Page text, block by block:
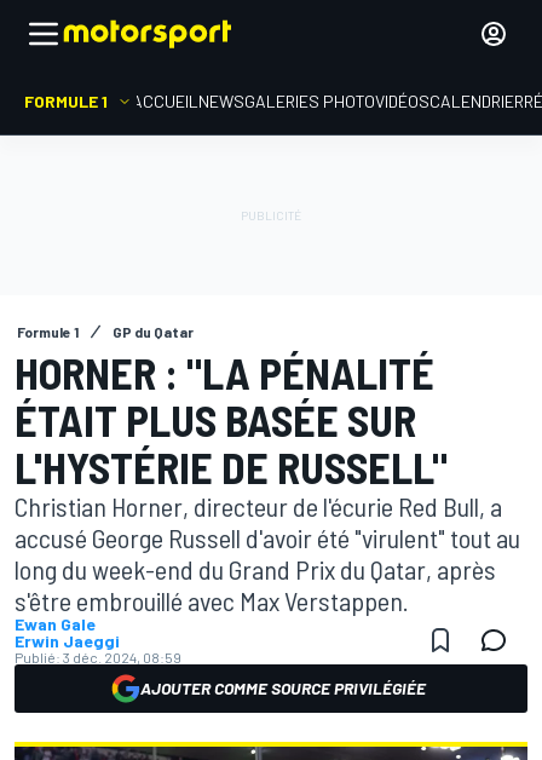
FORMULE 1 ACCUEIL NEWSGALERIES PHOTOVIDÉOSCALENDRIER
Formule 1 GP du Qatar
HORNER : "LA PÉNALITÉ
ÉTAIT PLUS BASÉE SUR
L'HYSTÉRIE DE RUSSELL"
Christian Horner, directeur de l'écurie Red Bull, a
accusé George Russell d'avoir été "virulent" tout au
long du week-end du Grand Prix du Qatar, après
s'être embrouillé avec Max Verstappen.
Ewan Gale
Erwin Jaeggi
Publié: 3 déc. 2024, 08:59
AJOUTER COMME SOURCE PRIVILÉGIÉE